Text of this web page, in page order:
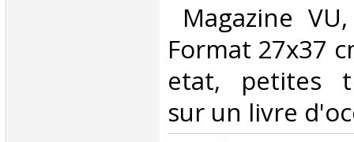
Magazine
Format 27x37
etat, petites
sur un livre